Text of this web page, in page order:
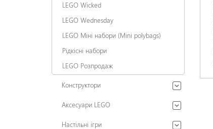
LEGO Wicked
LEGO Wednesday
LEGO Міні набори (Mini polybags)
Рідкісні набори
LEGO Розпродаж
Конструктори
Аксесуари LEGO
Настільні ігри